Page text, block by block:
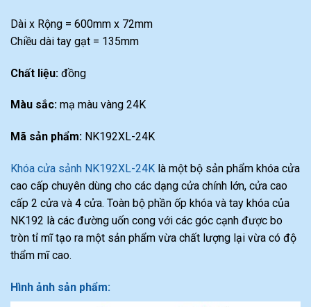
Dài x Rộng = 600mm x 72mm
Chiều dài tay gạt = 135mm
Chất liệu: đồng
Màu sắc: mạ màu vàng 24K
Mã sản phẩm: NK192XL-24K
Khóa cửa sảnh NK192XL-24K là một bộ sản phẩm khóa cửa
cao cấp chuyên dùng cho các dạng cửa chính lớn, cửa cao
cấp 2 cửa và 4 cửa. Toàn bộ phần ốp khóa và tay khóa của
NK192 là các đường uốn cong với các góc cạnh được bo
tròn tỉ mĩ tạo ra một sản phẩm vừa chất lượng lại vừa có độ
thẩm mĩ cao.
Hình ảnh sản phẩm: